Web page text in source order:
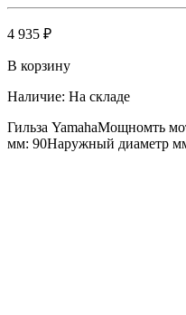
4 935 ₽
В корзину
Наличие: На складе
Гильза YamahaМощномть
мм: 90Наружный диаметр